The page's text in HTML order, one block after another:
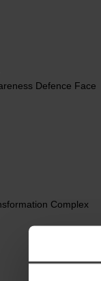
Defence Face
Complex